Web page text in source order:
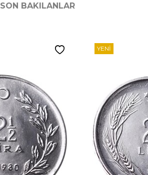
SON BAKILANLAR
YENI